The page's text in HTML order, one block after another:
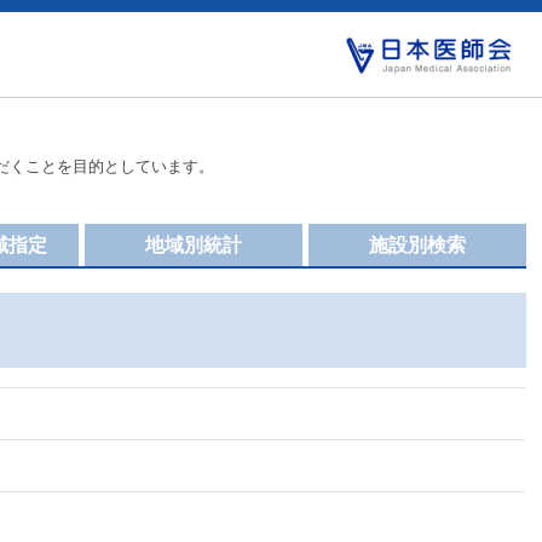
ことを目的としています。
施設別検索
地域別統計
指定